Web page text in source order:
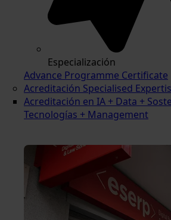
Especialización
Advance Programme Certificate
Acreditación Specialised
Acreditación en IA + Data +
Tecnologías + Management